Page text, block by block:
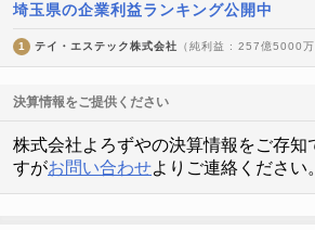
埼玉県の企業利益ランキング公開中
1 テイ・エステック株式会社 （純利益 : 257億5000万
決算情報をご提供ください
株式会社よろずやの決算情報をご存知
すがお問い合わせよりご連絡ください。